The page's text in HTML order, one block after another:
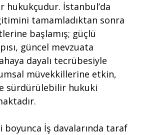
hukukçudur. İstanbul’da
tamamladıktan sonra
başlamış; güçlü
güncel mevzuata
dayalı tecrübesiyle
müvekkillerine etkin,
sürdürülebilir hukuki
boyunca İş davalarında taraf